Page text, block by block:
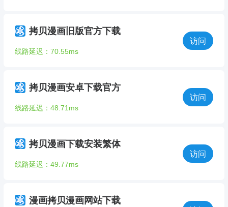
拷贝漫画旧版官方下载
线路延迟：70.55ms
访问
拷贝漫画安卓下载官方
线路延迟：48.71ms
访问
拷贝漫画下载安装繁体
线路延迟：49.77ms
访问
漫画拷贝漫画网站下载